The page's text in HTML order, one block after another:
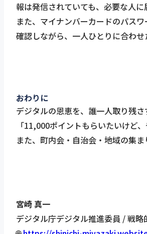
報は発信されていても、必要な人
また、マイナンバーカードのパス
確認しながら、一人ひとりに合わせ
おわりに
デジタルの恩恵を、誰一人取り残
「11,000ポイントもらいたいけど
また、町内会・自治会・地域の集
宮崎 真一
デジタル庁デジタル推進委員 / 戦